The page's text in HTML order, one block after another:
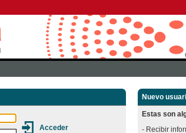
Nuevo
Estas son
- Recibir